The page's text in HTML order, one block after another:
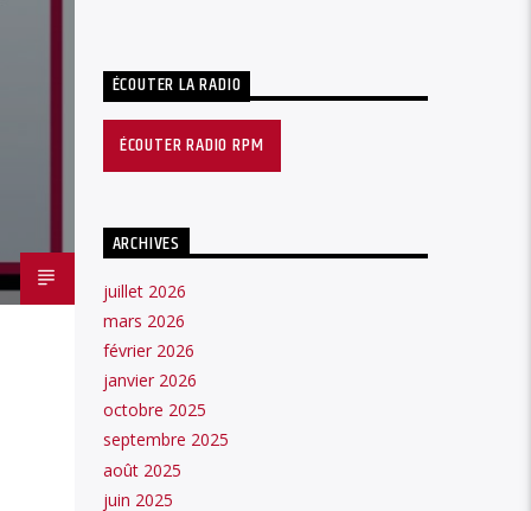
ÉCOUTER LA RADIO
ÉCOUTER RADIO RPM
ARCHIVES
juillet 2026
mars 2026
février 2026
janvier 2026
octobre 2025
septembre 2025
août 2025
juin 2025